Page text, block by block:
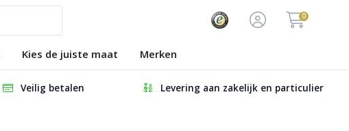
0
Kies de juiste maat Merken
Veilig betalen Levering aan zakelijk en particulier